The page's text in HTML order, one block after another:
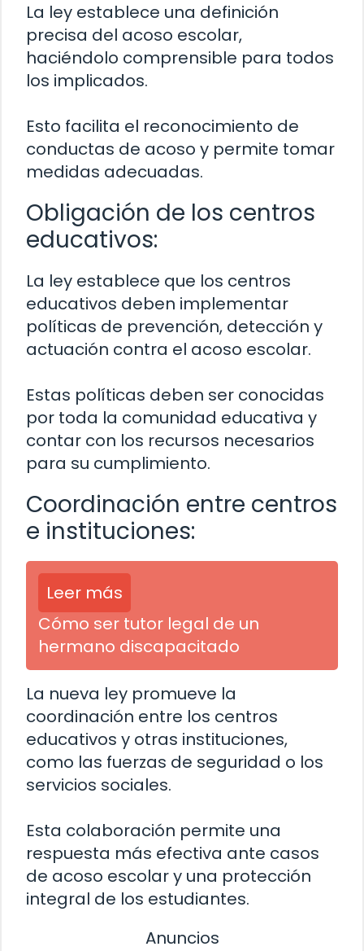
La ley establece una definición
precisa del acoso escolar,
haciéndolo comprensible para todos
los implicados.
Esto facilita el reconocimiento de
conductas de acoso y permite tomar
medidas adecuadas.
Obligación de los centros
educativos:
La ley establece que los centros
educativos deben implementar
políticas de prevención, detección y
actuación contra el acoso escolar.
Estas políticas deben ser conocidas
por toda la comunidad educativa y
contar con los recursos necesarios
para su cumplimiento.
Coordinación entre centros
e instituciones:
Leer más
Cómo ser tutor legal de un
hermano discapacitado
La nueva ley promueve la
coordinación entre los centros
educativos y otras instituciones,
como las fuerzas de seguridad o los
servicios sociales.
Esta colaboración permite una
respuesta más efectiva ante casos
de acoso escolar y una protección
integral de los estudiantes.
Anuncios